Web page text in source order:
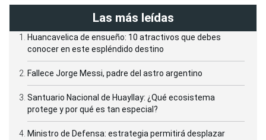
Las más leídas
Huancavelica de ensueño: 10 atractivos que debes
conocer en este espléndido destino
Fallece Jorge Messi, padre del astro argentino
Santuario Nacional de Huayllay: ¿Qué ecosistema
protege y por qué es tan especial?
Ministro de Defensa: estrategia permitirá desplazar